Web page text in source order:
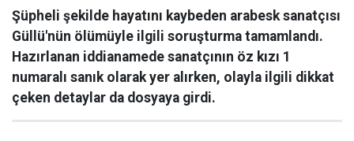
Şüpheli şekilde hayatını kaybeden arabesk sanatçısı
Güllü'nün ölümüyle ilgili soruşturma tamamlandı.
Hazırlanan iddianamede sanatçının öz kızı 1
numaralı sanık olarak yer alırken, olayla ilgili dikkat
çeken detaylar da dosyaya girdi.